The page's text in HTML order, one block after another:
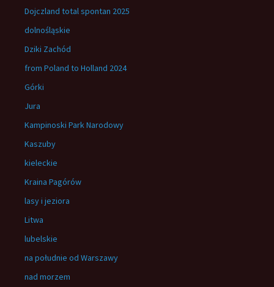
Dojczland total spontan 2025
dolnośląskie
Dziki Zachód
from Poland to Holland 2024
Górki
Jura
Kampinoski Park Narodowy
Kaszuby
kieleckie
Kraina Pagórów
lasy i jeziora
Litwa
lubelskie
na południe od Warszawy
nad morzem